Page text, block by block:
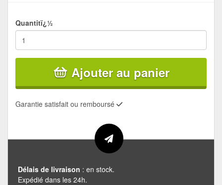
Quantitï¿½
Ajouter au panier
Garantie satisfait ou remboursé
Délais de livraison : en stock.
Expédié dans les 24h.